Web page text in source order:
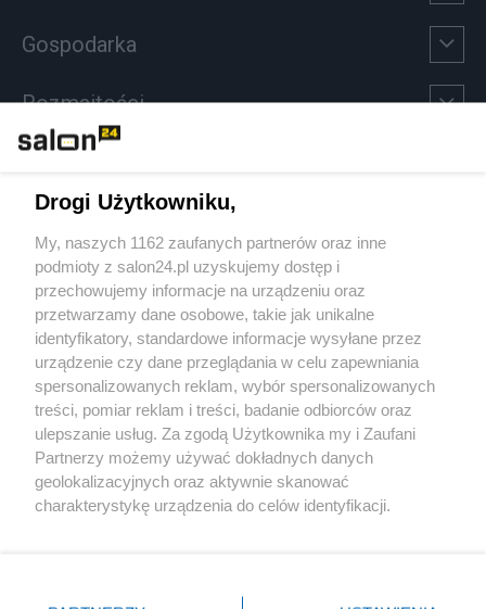
Gospodarka
Rozmaitości
Sport
Społeczeństwo
Kultura
X Facebook Instagram Youtube
Drogi Użytkowniku,
My, naszych 1162 zaufanych partnerów oraz inne
podmioty z salon24.pl uzyskujemy dostęp i
przechowujemy informacje na urządzeniu oraz
przetwarzamy dane osobowe, takie jak unikalne
identyfikatory, standardowe informacje wysyłane przez
urządzenie czy dane przeglądania w celu zapewniania
spersonalizowanych reklam, wybór spersonalizowanych
treści, pomiar reklam i treści, badanie odbiorców oraz
ulepszanie usług. Za zgodą Użytkownika my i Zaufani
Partnerzy możemy używać dokładnych danych
geolokalizacyjnych oraz aktywnie skanować
charakterystykę urządzenia do celów identyfikacji.
zmienić/wycofać klikając przycisk ustawień prywatności